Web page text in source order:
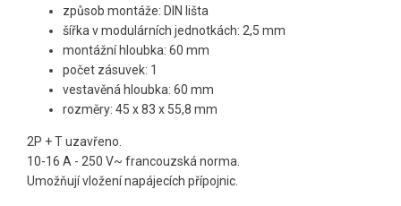
způsob montáže: DIN lišta
šířka v modulárních jednotkách: 2,5 mm
montážní hloubka: 60 mm
počet zásuvek: 1
vestavěná hloubka: 60 mm
rozměry: 45 x 83 x 55,8 mm
2P + T uzavřeno.
10-16 A - 250 V~ francouzská norma.
Umožňují vložení napájecích přípojnic.